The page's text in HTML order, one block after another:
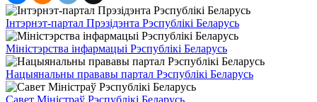
Інтэрнэт-партал Прэзідэнта Рэспублікі Беларусь
Міністэрства інфармацыі Рэспублікі Беларусь
Нацыянальны прававы партал Рэспублікі Беларусь